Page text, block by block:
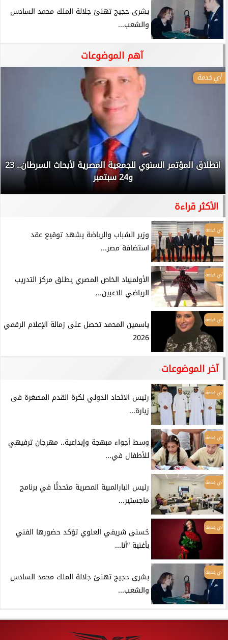
بشرى حجيج تهنئ جلالة الملك محمد السادس
والشعب...
آهم الموضوعات
أي خدمة
انطلاق المؤتمر السنوي للجمعية المصرية لأبحاث السرطان.. 23
و24 سبتمبر
الأكثر قراءة
أي خدمة
وزير الشباب والرياضة يشهد توقيع عقد
استضافة مصر...
أي خدمة
الأولمبياد الخاص المصري يطلق مركز التدريب
الرياضي للاعبين...
أي خدمة
ياسمين المحمد تحصل على زمالة الإعلام الرقمي
2026
آخر الموضوعات
أي خدمة
رئيس الاتحاد الدولي لكرة القدم المصغرة فى
زيارة...
أي خدمة
وسط أجواء مبهجة وإبداعية.. مهرجان ترفيهي
للأطفال في...
أي خدمة
رئيس البارالمبية المصرية متحدثًا في برنامج
ماجستير...
أي خدمة
حُسنى شريفي العلوي تؤكد حضورها الفني
بأغنية ”أنا...
أي خدمة
بشرى حجيج تهنئ جلالة الملك محمد السادس
والشعب...